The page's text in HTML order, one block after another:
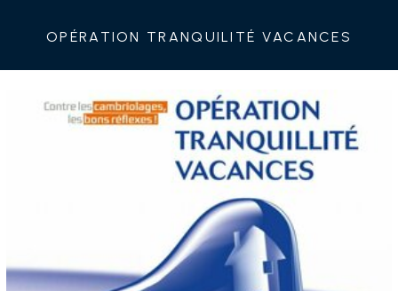
Opération Tranquilité Vacances